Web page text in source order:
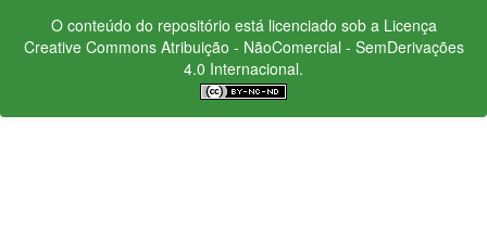
O conteúdo do repositório está licenciado sob a Licença
Creative CommonsAtribuição - NãoComercial - SemDerivações
4.0 Internacional.